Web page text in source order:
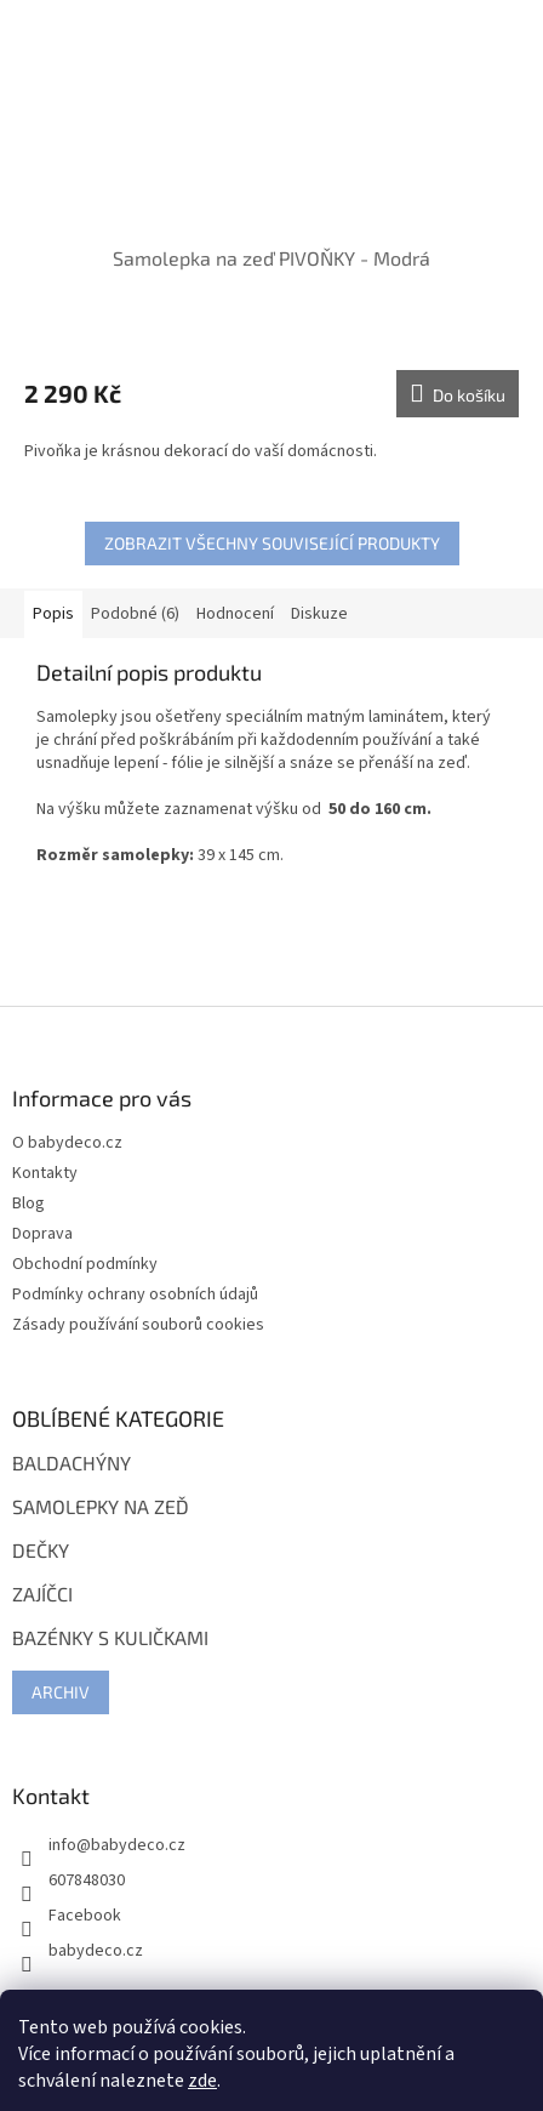
Tento web používá cookies.
Více informací o používání souborů, jejich uplatnění a
schválení naleznete zde.
Samolepka na zeď PIVOŇKY - Modrá
2 290 Kč Do košíku
Pivoňka je krásnou dekorací do vaší domácnosti.
ZOBRAZIT VŠECHNY SOUVISEJÍCÍ PRODUKTY
Popis Podobné (6) Hodnocení Diskuze
Detailní popis produktu
Samolepky jsou ošetřeny speciálním matným laminátem, který
je chrání před poškrábáním při každodenním používání a také
usnadňuje lepení - fólie je silnější a snáze se přenáší na zeď.
Na výšku můžete zaznamenat výšku od 50 do 160 cm.
Rozměr samolepky: 39x 145 cm.
Informace pro vás
O babydeco.cz
Kontakty
Blog
Doprava
Obchodní podmínky
Podmínky ochrany osobních údajů
Zásady používání souborů cookies
OBLÍBENÉ KATEGORIE
BALDACHÝNY
SAMOLEPKY NA ZEĎ
DEČKY
ZAJÍČCI
BAZÉNKY S KULIČKAMI
ARCHIV
Kontakt
info@babydeco.cz
607848030
Facebook
babydeco.cz